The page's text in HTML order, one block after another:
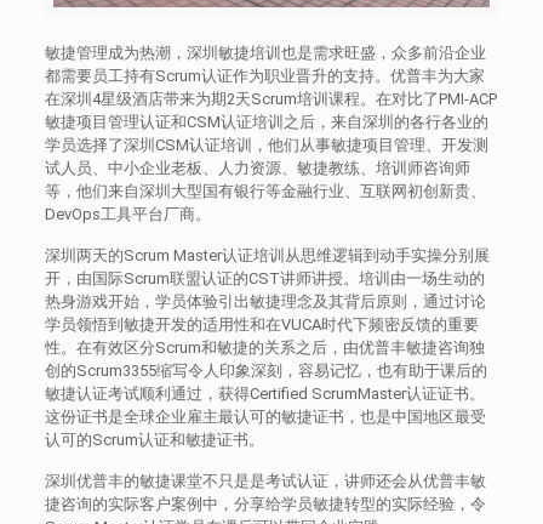
敏捷管理成为热潮，深圳敏捷培训也是需求旺盛，众多前沿企业
都需要员工持有Scrum认证作为职业晋升的支持。优普丰为大家
在深圳4星级酒店带来为期2天Scrum培训课程。在对比了PMI-ACP
敏捷项目管理认证和CSM认证培训之后，来自深圳的各行各业的
学员选择了深圳CSM认证培训，他们从事敏捷项目管理、开发测
试人员、中小企业老板、人力资源、敏捷教练、培训师咨询师
等，他们来自深圳大型国有银行等金融行业、互联网初创新贵、
DevOps工具平台厂商。
深圳两天的Scrum Master认证培训从思维逻辑到动手实操分别展
开，由国际Scrum联盟认证的CST讲师讲授。培训由一场生动的
热身游戏开始，学员体验引出敏捷理念及其背后原则，通过讨论
学员领悟到敏捷开发的适用性和在VUCA时代下频密反馈的重要
性。在有效区分Scrum和敏捷的关系之后，由优普丰敏捷咨询独
创的Scrum3355缩写令人印象深刻，容易记忆，也有助于课后的
敏捷认证考试顺利通过，获得Certified ScrumMaster认证证书。
这份证书是全球企业雇主最认可的敏捷证书，也是中国地区最受
认可的Scrum认证和敏捷证书。
深圳优普丰的敏捷课堂不只是是考试认证，讲师还会从优普丰敏
捷咨询的实际客户案例中，分享给学员敏捷转型的实际经验，令